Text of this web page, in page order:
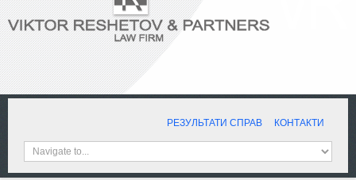
РЕЗУЛЬТАТИ СПРАВ КОНТАКТИ